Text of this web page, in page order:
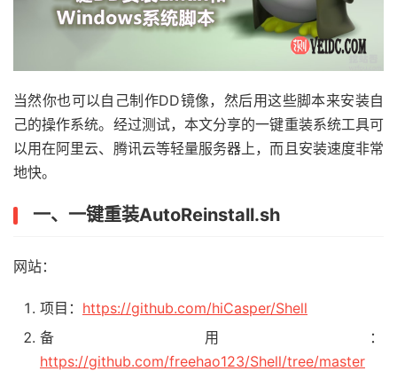
当然你也可以自己制作DD镜像，然后用这些脚本来安装自
己的操作系统。经过测试，本文分享的一键重装系统工具可
以用在阿里云、腾讯云等轻量服务器上，而且安装速度非常
地快。
一、一键重装AutoReinstall.sh
网站：
项目： https://github.com/hiCasper/Shell
备用：
https://github.com/freehao123/Shell/tree/master